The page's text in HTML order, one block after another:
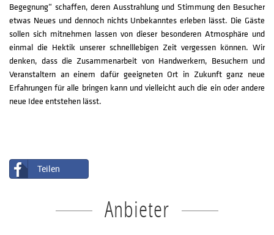
Begegnung“ schaffen, deren Ausstrahlung und Stimmung den Besucher
etwas Neues und dennoch nichts Unbekanntes erleben lässt. Die Gäste
sollen sich mitnehmen lassen von dieser besonderen Atmosphäre und
einmal die Hektik unserer schnelllebigen Zeit vergessen können. Wir
denken, dass die Zusammenarbeit von Handwerkern, Besuchern und
Veranstaltern an einem dafür geeigneten Ort in Zukunft ganz neue
Erfahrungen für alle bringen kann und vielleicht auch die ein oder andere
neue Idee entstehen lässt.
Teilen
Anbieter